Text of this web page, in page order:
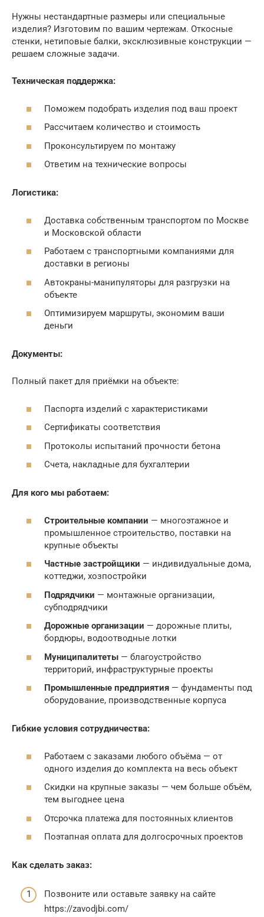
Нужны нестандартные размеры или специальные
изделия? Изготовим по вашим чертежам. Откосные
стенки, нетиповые балки, эксклюзивные конструкции —
решаем сложные задачи.
Техническая поддержка:
Поможем подобрать изделия под ваш проект
Рассчитаем количество и стоимость
Проконсультируем по монтажу
Ответим на технические вопросы
Логистика:
Доставка собственным транспортом по Москве
и Московской области
Работаем с транспортными компаниями для
доставки в регионы
Автокраны-манипуляторы для разгрузки на
объекте
Оптимизируем маршруты, экономим ваши
деньги
Документы:
Полный пакет для приёмки на объекте:
Паспорта изделий с характеристиками
Сертификаты соответствия
Протоколы испытаний прочности бетона
Счета, накладные для бухгалтерии
Для кого мы работаем:
Строительные компании — многоэтажное и
промышленное строительство, поставки на
крупные объекты
Частные застройщики — индивидуальные дома,
коттеджи, хозпостройки
Подрядчики — монтажные организации,
субподрядчики
Дорожные организации — дорожные плиты,
бордюры, водоотводные лотки
Муниципалитеты — благоустройство
территорий, инфраструктурные проекты
Промышленные предприятия — фундаменты под
оборудование, производственные корпуса
Гибкие условия сотрудничества:
Работаем с заказами любого объёма — от
одного изделия до комплекта на весь объект
Скидки на крупные заказы — чем больше объём,
тем выгоднее цена
Отсрочка платежа для постоянных клиентов
Поэтапная оплата для долгосрочных проектов
Как сделать заказ:
Позвоните или оставьте заявку на сайте
https://zavodjbi.com/